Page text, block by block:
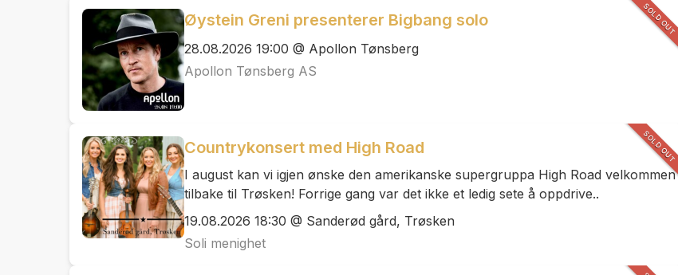
Øystein Greni presenterer Bigbang solo
28.08.2026 19:00 @ Apollon Tønsberg
Apollon Tønsberg AS
SOLD OUT
Countrykonsert med High Road
I august kan vi igjen ønske den amerikanske supergruppa High Road velkommen
tilbake til Trøsken! Forrige gang var det ikke et ledig sete å oppdrive..
19.08.2026 18:30 @ Sanderød gård, Trøsken
Soli menighet
SOLD OUT